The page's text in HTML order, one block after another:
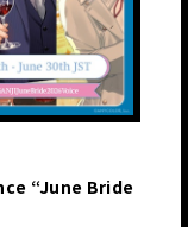
“June Bride